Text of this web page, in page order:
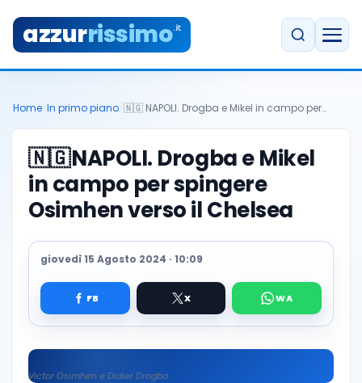
azzurrissimo.it
Home In primo piano 🇳🇬 NAPOLI. Drogba e Mikel in campo per…
🇳🇬NAPOLI. Drogba e Mikel
in campo per spingere
Osimhen verso il Chelsea
giovedì 15 Agosto 2024 · 10:09
Victor Osimhen e Didier Drogba